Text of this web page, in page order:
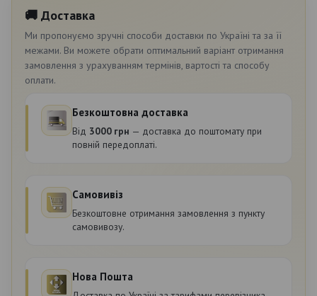
🚚 Доставка
Ми пропонуємо зручні способи доставки по Україні та за її
межами. Ви можете обрати оптимальний варіант отримання
замовлення з урахуванням термінів, вартості та способу
оплати.
Безкоштовна доставка
Від 3000 грн — доставка до поштомату при
повній передоплаті.
Самовивіз
Безкоштовне отримання замовлення з пункту
самовивозу.
Нова Пошта